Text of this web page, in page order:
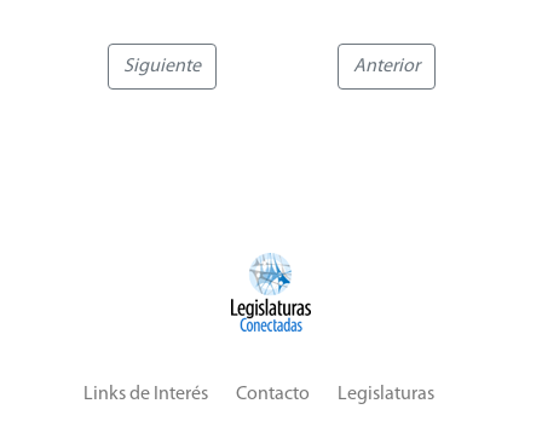
Siguiente Anterior
Links de Interés Contacto Legislaturas